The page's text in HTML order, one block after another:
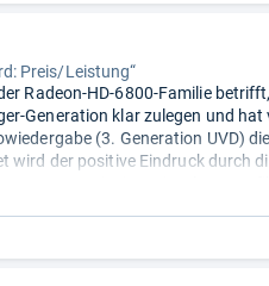
Preis/Leistung“
Radeon-HD-6800-Familie
Generation klar zulegen und hat
(3. Generation UVD)
wird der positive Eindruck durch
man nun mit einer einzelnen